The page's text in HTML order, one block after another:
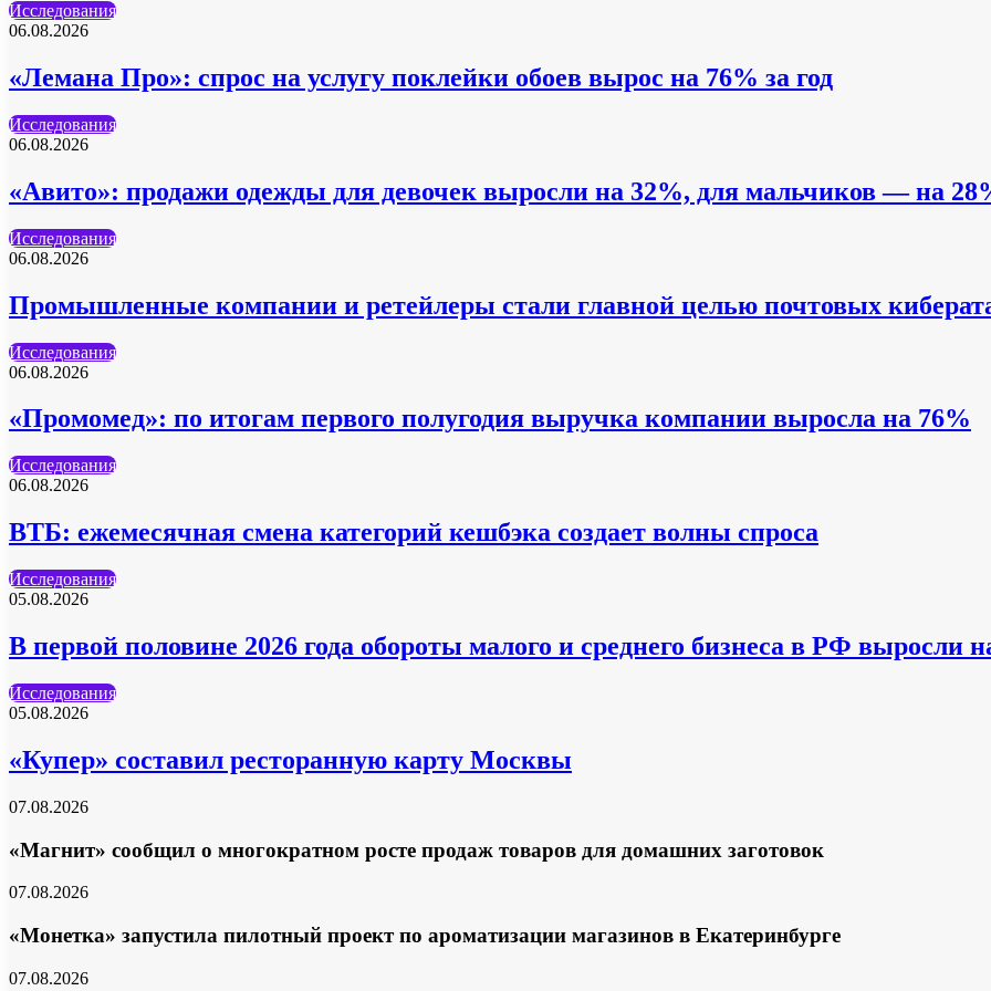
Исследования
06.08.2026
«Лемана Про»: спрос на услугу поклейки обоев вырос на 76% за год
Исследования
06.08.2026
«Авито»: продажи одежды для девочек выросли на 32%, для мальчиков — на
Исследования
06.08.2026
Промышленные компании и ретейлеры стали главной целью почтовых
Исследования
06.08.2026
«Промомед»: по итогам первого полугодия выручка компании выросла на 76%
Исследования
06.08.2026
ВТБ: ежемесячная смена категорий кешбэка создает волны спроса
Исследования
05.08.2026
В первой половине 2026 года обороты малого и среднего бизнеса в РФ выросли
Исследования
05.08.2026
«Купер» составил ресторанную карту Москвы
07.08.2026
«Магнит» сообщил о многократном росте продаж товаров для домашних заготовок
07.08.2026
«Монетка» запустила пилотный проект по ароматизации магазинов в Екатеринбурге
07.08.2026